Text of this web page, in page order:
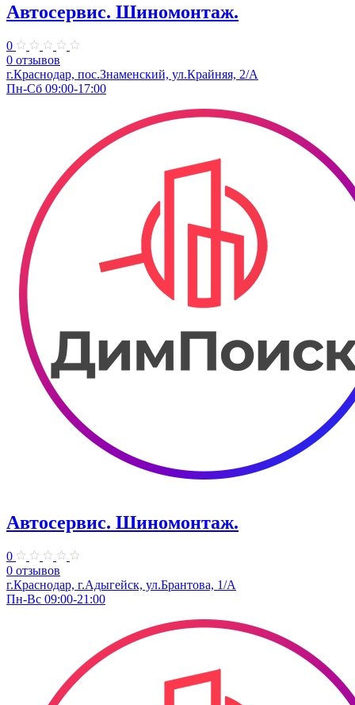
Автосервис. Шиномонтаж.
0
0 отзывов
г.Краснодар, пос.Знаменский, ул.Крайняя, 2/А
Пн-Сб 09:00-17:00
Автосервис. Шиномонтаж.
0
0 отзывов
г.Краснодар, г.Адыгейск, ул.Брантова, 1/А
Пн-Вс 09:00-21:00